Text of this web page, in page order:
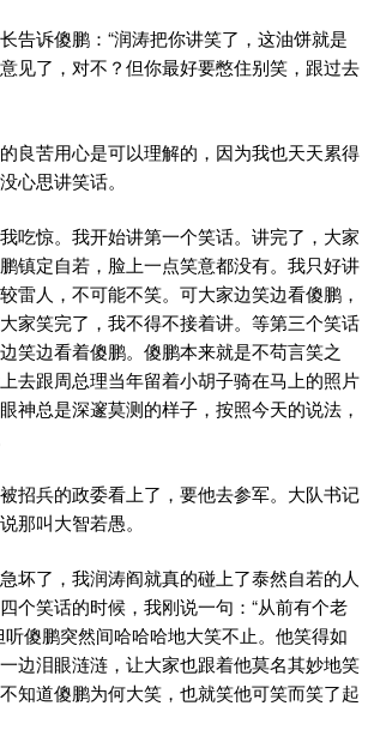
告诉傻鹏：“润涛把你讲笑了，这油饼就是
见了，对不？但你最好要憋住别笑，跟过去
良苦用心是可以理解的，因为我也天天累得
心思讲笑话。
吃惊。我开始讲第一个笑话。讲完了，大家
镇定自若，脸上一点笑意都没有。我只好讲
雷人，不可能不笑。可大家边笑边看傻鹏，
家笑完了，我不得不接着讲。等第三个笑话
笑边看着傻鹏。傻鹏本来就是不苟言笑之
去跟周总理当年留着小胡子骑在马上的照片
神总是深邃莫测的样子，按照今天的说法，
招兵的政委看上了，要他去参军。大队书记
那叫大智若愚。
坏了，我润涛阎就真的碰上了泰然自若的人
个笑话的时候，我刚说一句：“从前有个老
听傻鹏突然间哈哈哈地大笑不止。他笑得如
边泪眼涟涟，让大家也跟着他莫名其妙地笑
知道傻鹏为何大笑，也就笑他可笑而笑了起